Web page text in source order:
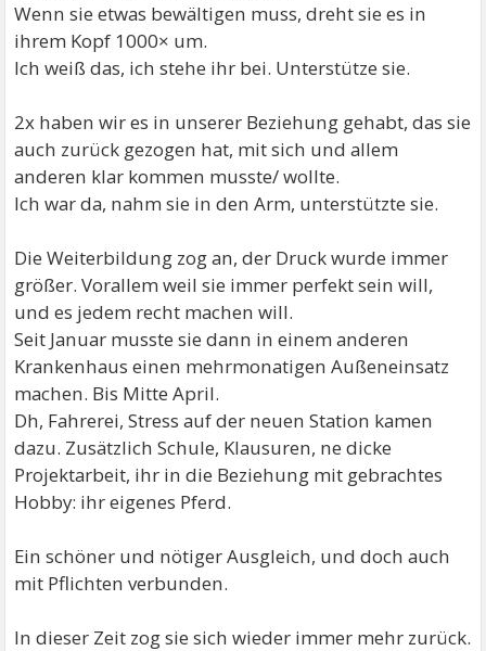
Wenn sie etwas bewältigen muss, dreht sie es in
ihrem Kopf 1000× um.
Ich weiß das, ich stehe ihr bei. Unterstütze sie.
2x haben wir es in unserer Beziehung gehabt, das sie
auch zurück gezogen hat, mit sich und allem
anderen klar kommen musste/ wollte.
Ich war da, nahm sie in den Arm, unterstützte sie.
Die Weiterbildung zog an, der Druck wurde immer
größer. Vorallem weil sie immer perfekt sein will,
und es jedem recht machen will.
Seit Januar musste sie dann in einem anderen
Krankenhaus einen mehrmonatigen Außeneinsatz
machen. Bis Mitte April.
Dh, Fahrerei, Stress auf der neuen Station kamen
dazu. Zusätzlich Schule, Klausuren, ne dicke
Projektarbeit, ihr in die Beziehung mit gebrachtes
Hobby: ihr eigenes Pferd.
Ein schöner und nötiger Ausgleich, und doch auch
mit Pflichten verbunden.
In dieser Zeit zog sie sich wieder immer mehr zurück.